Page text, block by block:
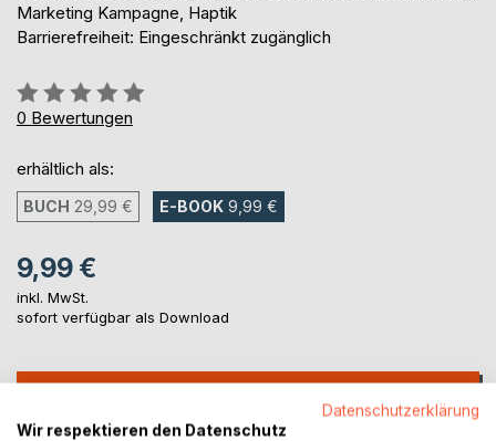
Marketing Kampagne, Haptik
Barrierefreiheit: Eingeschränkt zugänglich
Bewertung::
0%
0 Bewertungen
erhältlich als:
BUCH 29,99 € E-BOOK 9,99 €
9,99 €
inkl. MwSt.
sofort verfügbar als Download
Datenschutzerklärung
Wir respektieren den Datenschutz